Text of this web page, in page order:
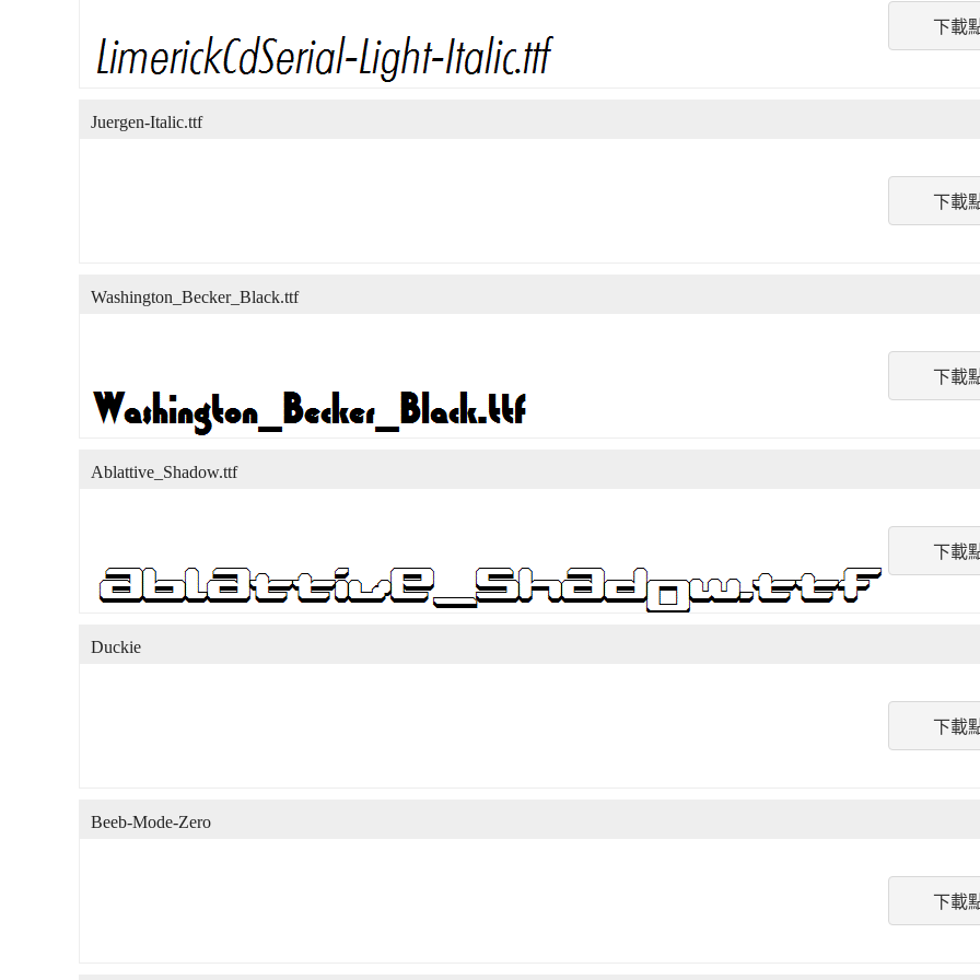
下載
下載
Juergen-Italic.ttf
下載
Washington_Becker_Black.ttf
下載
Ablattive_Shadow.ttf
下載
Duckie
下載
Beeb-Mode-Zero